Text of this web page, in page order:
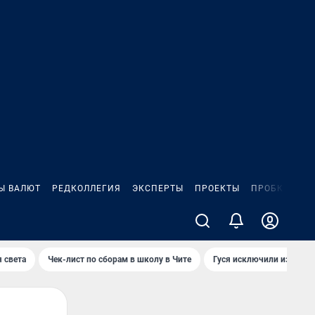
ВАЛЮТ РЕДКОЛЛЕГИЯ ЭКСПЕРТЫ ПРОЕКТЫ ПРОБКИ
света Чек-лист по сборам в школу в Чите Гуся исключили из